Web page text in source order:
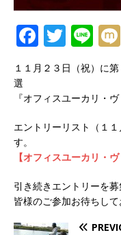
F
a
c
e
b
o
k
T
w
it
te
r
Li
n
e
１１月２３日（祝）に
選
『オフィスユーカリ・
エントリーリスト（１
す。
【オフィスユーカリ・
引き続きエントリーを募
皆様のご参加お待ちして